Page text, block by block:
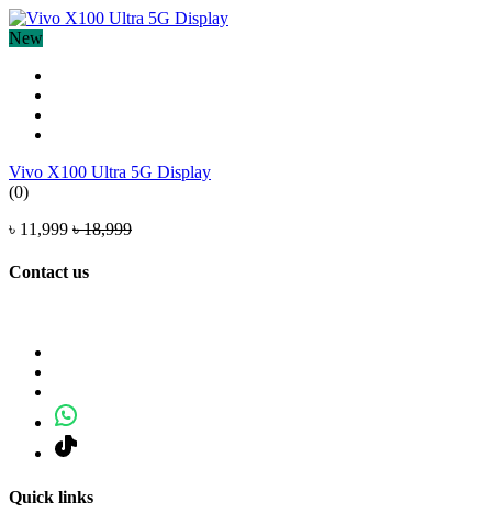
New
Vivo X100 Ultra 5G Display
(0)
৳ 11,999 ৳ 18,999
Contact us
Quick links